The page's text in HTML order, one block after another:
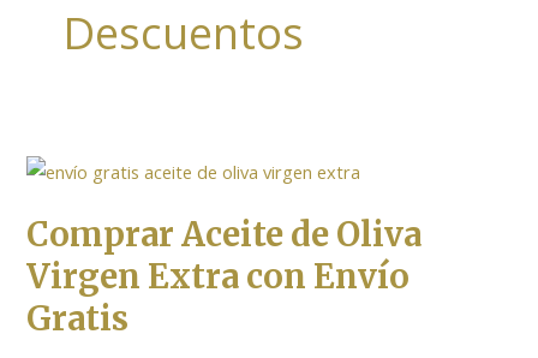
Descuentos
Comprar Aceite de Oliva
Virgen Extra con Envío
Gratis
Comprar
de
Oliva
Extra